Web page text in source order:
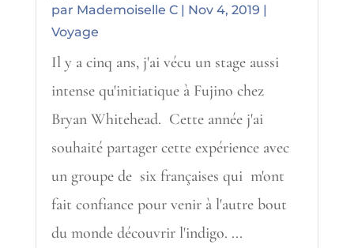
par Mademoiselle C| Nov 4, 2019
Voyage
Il y a cinq ans, j'ai vécu un stage aussi
intense qu'initiatique à Fujino chez
Bryan Whitehead. Cette année j'ai
souhaité partager cette expérience avec
un groupe de six françaises qui m'ont
fait confiance pour venir à l'autre bout
du monde découvrir l'indigo. ...